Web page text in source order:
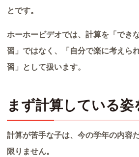
とです。
ホーホービデオでは、計算を「でき
習」ではなく、「自分で楽に考えら
習」として扱います。
まず計算している姿
計算が苦手な子は、今の学年の内容
限りません。